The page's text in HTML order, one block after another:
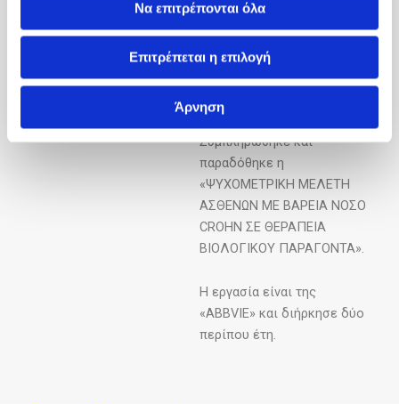
Να επιτρέπονται όλα
Επιτρέπεται η επιλογή
Άρνηση
περιλήψεις τους.
Συνεχίζεται η μελέτη
«PYRAMΙD» και θα αρχίσει η
Συμπληρώθηκε και
παραδόθηκε η
«ΨΥΧΟΜΕΤΡΙΚΗ ΜΕΛΕΤΗ
ΑΣΘΕΝΩΝ ΜΕ ΒΑΡΕΙΑ ΝΟΣΟ
CROHN ΣΕ ΘΕΡΑΠΕΙΑ
ΒΙΟΛΟΓΙΚΟΥ ΠΑΡΑΓΟΝΤΑ».
Η εργασία είναι της
«ABΒVIE» και διήρκησε δύο
περίπου έτη.